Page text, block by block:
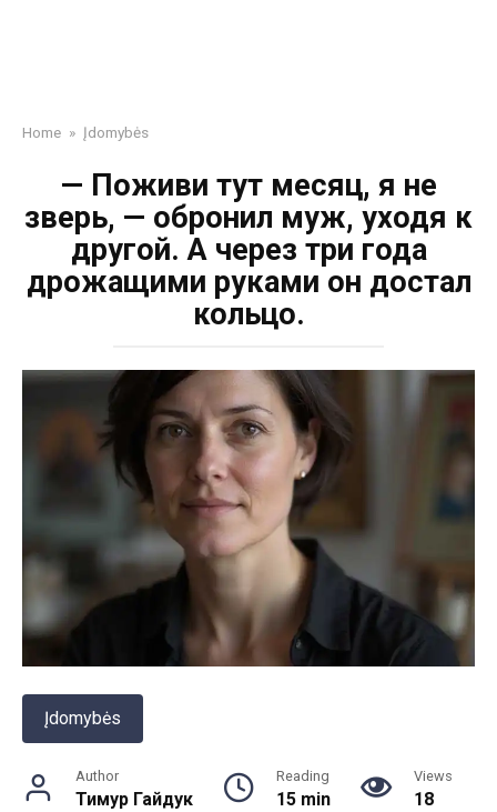
Home » Įdomybės
— Поживи тут месяц, я не
зверь, — обронил муж, уходя к
другой. А через три года
дрожащими руками он достал
кольцо.
Įdomybės
Author
Тимур Гайдук
Reading
15 min
Views
18